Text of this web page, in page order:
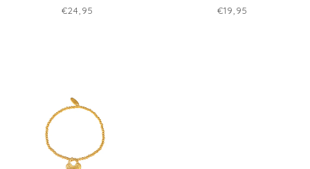
€24,95 €19,95